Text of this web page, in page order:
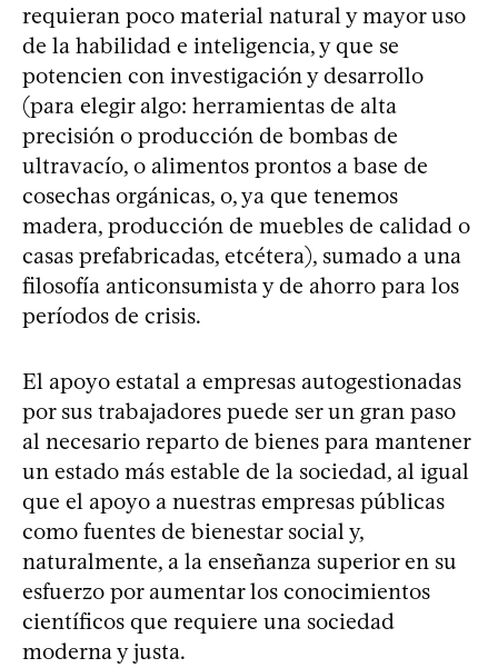
requieran poco material natural y mayor uso
de la habilidad e inteligencia, y que se
potencien con investigación y desarrollo
(para elegir algo: herramientas de alta
precisión o producción de bombas de
ultravacío, o alimentos prontos a base de
cosechas orgánicas, o, ya que tenemos
madera, producción de muebles de calidad o
casas prefabricadas, etcétera), sumado a una
filosofía anticonsumista y de ahorro para los
períodos de crisis.
El apoyo estatal a empresas autogestionadas
por sus trabajadores puede ser un gran paso
al necesario reparto de bienes para mantener
un estado más estable de la sociedad, al igual
que el apoyo a nuestras empresas públicas
como fuentes de bienestar social y,
naturalmente, a la enseñanza superior en su
esfuerzo por aumentar los conocimientos
científicos que requiere una sociedad
moderna y justa.